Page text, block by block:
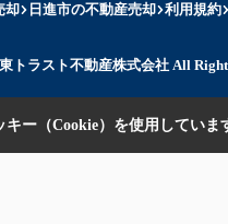
却 日進市の不動産売却 利用規約
トラスト不動産株式会社 All
ー（Cookie）を使用していま